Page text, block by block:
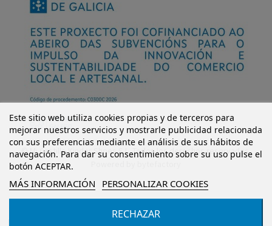
Este sitio web utiliza cookies propias y de terceros para
mejorar nuestros servicios y mostrarle publicidad relacionada
con sus preferencias mediante el análisis de sus hábitos de
navegación. Para dar su consentimiento sobre su uso pulse el
botón ACEPTAR.
MÁS INFORMACIÓN PERSONALIZAR COOKIES
RECHAZAR
© Mi Castillo Kinder Shoes S.L. Todos los derechos reservados.